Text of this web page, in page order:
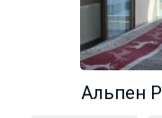
Альпен